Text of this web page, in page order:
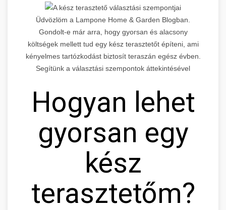
Üdvözlöm a Lampone Home & Garden Blogban.
Gondolt-e már arra, hogy gyorsan és alacsony
költségek mellett tud egy kész terasztetőt építeni, ami
kényelmes tartózkodást biztosít teraszán egész évben.
Segítünk a választási szempontok áttekintésével
Hogyan lehet
gyorsan egy
kész
terasztetőm?